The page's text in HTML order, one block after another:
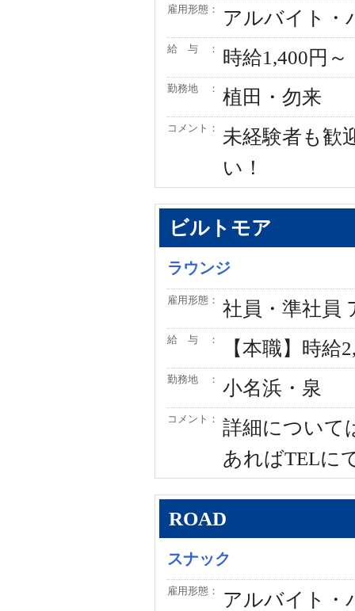
雇用形態： アルバイト・
給 与 ： 時給1,400円
勤務地 ： 植田・勿来
コメント：
未経験者も歓
い！
ビルトモア
ラウンジ
雇用形態： 社員・準社員
給 与 ： 【本職】時
勤務地 ： 小名浜・泉
コメント：
詳細について
あればTELに
ROAD
スナック
雇用形態： アルバイト・